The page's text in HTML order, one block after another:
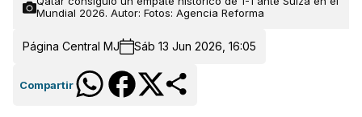
Mundial 2026. Autor: Fotos: Agencia Reforma
Página Central MJ Sáb 13 Jun 2026, 16:05
Compartir